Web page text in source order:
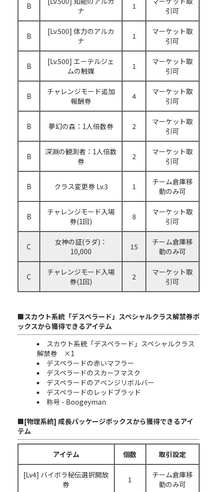
B
ナ
1
引可
B
[Lv.500] 体力のアルカ
ナ
1
マーケット取
引可
B
[Lv.500] エーテルジェ
ムの触媒
1
マーケット取
引可
B
チャレンジモード追加
報酬券
4
マーケット取
引可
B 夢幻の森：1人倍数券 2
マーケット取
引可
B
深淵の観測者：1人倍数
券
2
マーケット取
引可
B クラス変更券 Lv.3 1
チーム倉庫移
動のみ可
B
チャレンジモード入場
券(1回)
8
マーケット取
引可
C
女神の証(ラダ)：
10,000
15
チーム倉庫移
動のみ可
C
チャレンジモード入場
券(1回)
2
マーケット取
引可
■スカウト系統「デスペラード」スペシャルクラス解禁券ボ
ックスから獲得できるアイテム
スカウト系統「デスペラード」スペシャルクラス
解禁券 ×1
デスペラードの赤いマフラー
デスペラードのスカーフマスク
デスペラードのアベンジリボルバー
デスペラードのレッドブラッド
称号 - Boogeyman
■[物理系統] 成長パッケージボックスから獲得できるアイ
テム
アイテム 個数 取引設定
[Lv4] バイボラ秘伝選択開放
券
1
チーム倉庫移
動のみ可